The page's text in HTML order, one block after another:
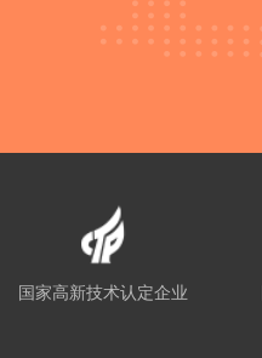
国家高新技术认定企业